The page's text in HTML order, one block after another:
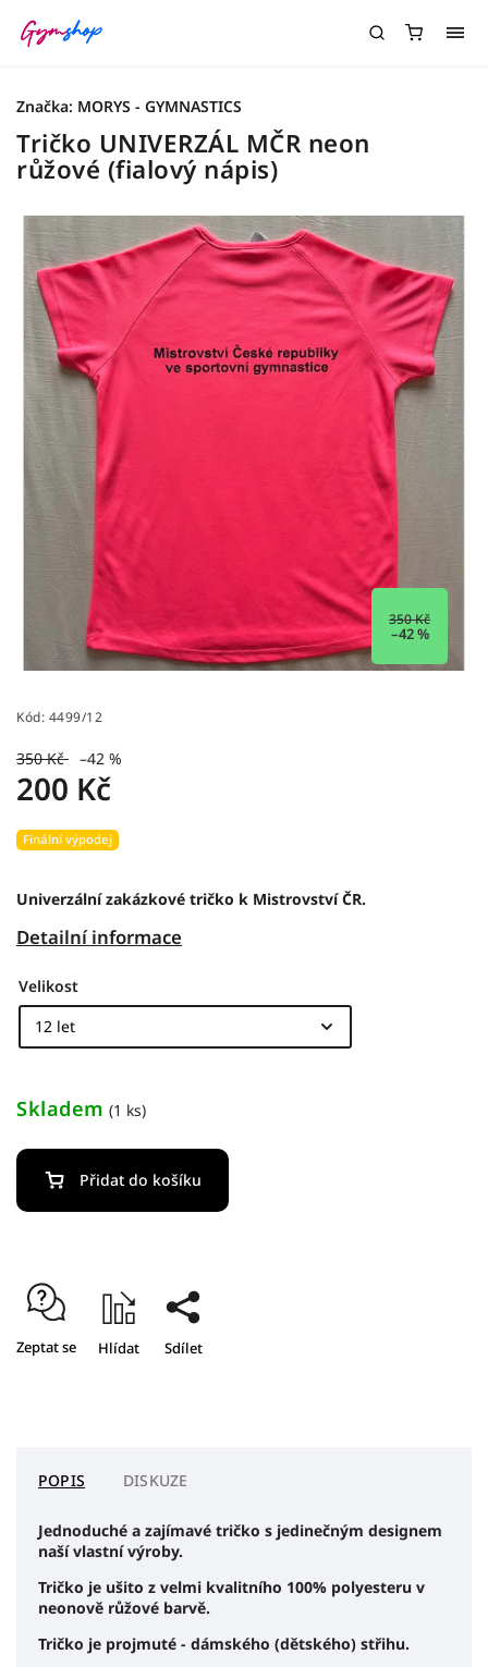
Tričko UNIVERZÁL MČR neon
růžové (fialový nápis)
350 Kč
–42 %
Kód: 4499/12
350 Kč –42 %
200 Kč
Univerzální zakázkové tričko k Mistrovství ČR.
Detailní informace
Finální výpodej
Značka: MORYS - GYMNASTICS
Velikost
Skladem (1 ks)
Přidat do košíku
Zeptat se Hlídat Sdílet
POPIS DISKUZE
Jednoduché a zajímavé tričko s jedinečným designem
naší vlastní výroby.
Tričko je ušito z velmi kvalitního 100% polyesteru v
neonově růžové barvě.
Tričko je projmuté - dámského (dětského) střihu.